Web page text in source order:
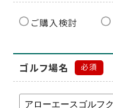
ご購入検討
ゴルフ場名 必須